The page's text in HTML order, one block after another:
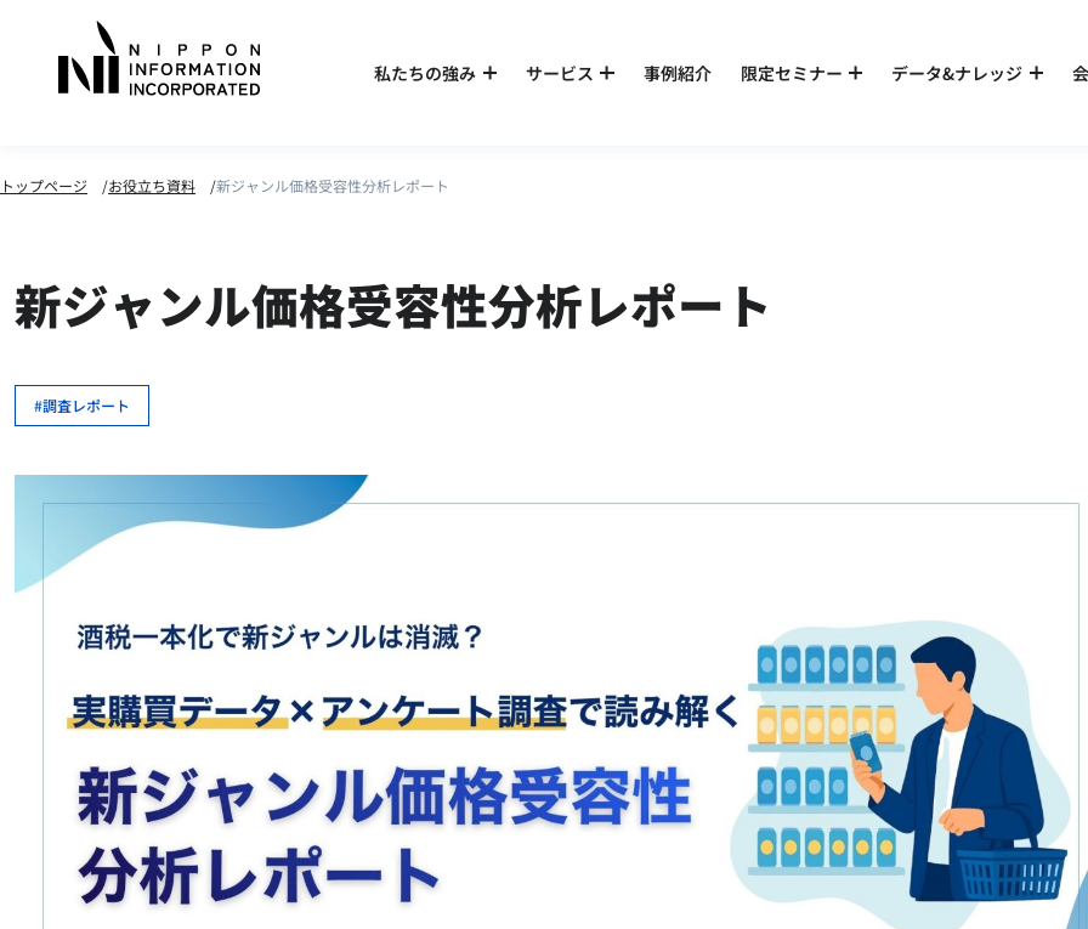
私たちの強み サービス 事例紹介 限定セミナー データ&ナレッジ
トップページ お役立ち資料 新ジャンル価格受容性分析レポート
新ジャンル価格受容性分析レポート
調査レポート